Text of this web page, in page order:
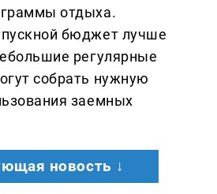
отдыха.
бюджет лучше
регулярные
собрать нужную
заемных
новость ↓